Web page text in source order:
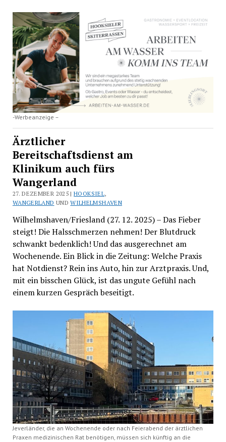
-Werbeanzeige –
Ärztlicher
Bereitschaftsdienst am
Klinikum auch fürs
Wangerland
27. DEZEMBER 2025 |HOOKSIEL,
WANGERLAND UNDWILHELMSHAVEN
Wilhelmshaven/Friesland (27. 12. 2025) – Das Fieber
steigt! Die Halsschmerzen nehmen! Der Blutdruck
schwankt bedenklich! Und das ausgerechnet am
Wochenende. Ein Blick in die Zeitung: Welche Praxis
hat Notdienst? Rein ins Auto, hin zur Arztpraxis. Und,
mit ein bisschen Glück, ist das ungute Gefühl nach
einem kurzen Gespräch beseitigt.
Jeverländer, die an Wochenende oder nach Feierabend der ärztlichen
Praxen medizinischen Rat benötigen, müssen sich künftig an die